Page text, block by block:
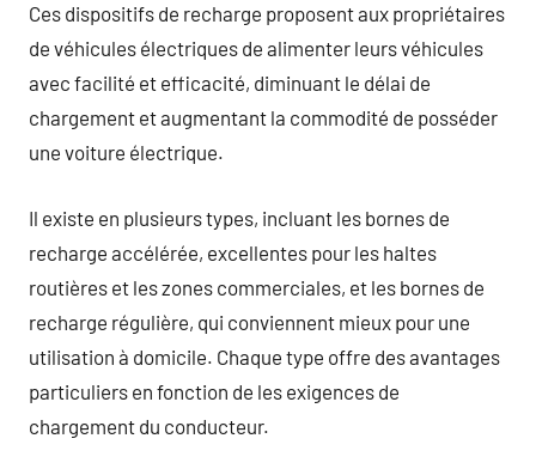
Ces dispositifs de recharge proposent aux propriétaires
de véhicules électriques de alimenter leurs véhicules
avec facilité et efficacité, diminuant le délai de
chargement et augmentant la commodité de posséder
une voiture électrique.
Il existe en plusieurs types, incluant les bornes de
recharge accélérée, excellentes pour les haltes
routières et les zones commerciales, et les bornes de
recharge régulière, qui conviennent mieux pour une
utilisation à domicile. Chaque type offre des avantages
particuliers en fonction de les exigences de
chargement du conducteur.